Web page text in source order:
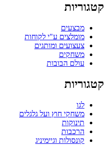
קטגוריות
מבצעים
מומלצים ע"י לקוחות
צעצועים ומותגים
משחקים
עולם הבובות
קטגוריות
לגו
משחקי חוץ ועל גלגלים
תינוקות
הרכבות
קונסולות וגיימיניג